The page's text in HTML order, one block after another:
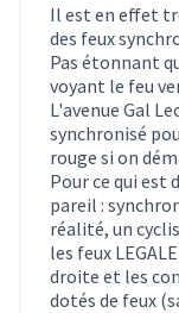
Il est en effet
des feux
Pas étonnant
voyant le feu
L'avenue Gal
synchronisé
rouge si on
Pour ce qui est
pareil :
réalité, un
les feux
droite et les
dotés de feux